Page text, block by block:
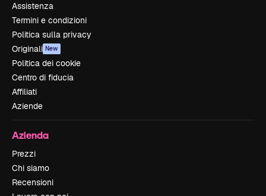
Assistenza
Termini e condizioni
Politica sulla privacy
Originali New
Politica dei cookie
Centro di fiducia
Affiliati
Aziende
Azienda
Prezzi
Chi siamo
Recensioni